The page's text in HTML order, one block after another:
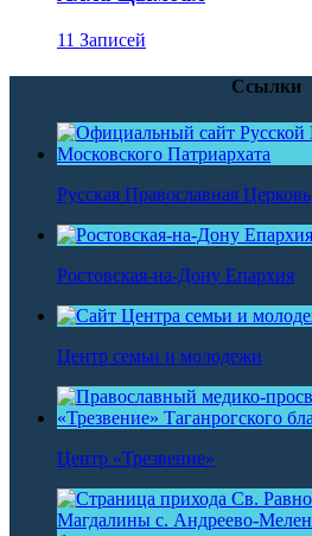
11 Записей
Ссылки
Русская Православная Церковь
Ростовская-на-Дону Епархия
Центр семьи и молодежи
Центр «Трезвение»